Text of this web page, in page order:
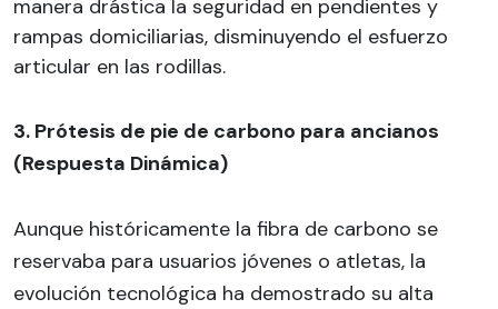
manera drástica la seguridad en pendientes y
rampas domiciliarias, disminuyendo el esfuerzo
articular en las rodillas.
3. Prótesis de pie de carbono para ancianos
(Respuesta Dinámica)
Aunque históricamente la fibra de carbono se
reservaba para usuarios jóvenes o atletas, la
evolución tecnológica ha demostrado su alta